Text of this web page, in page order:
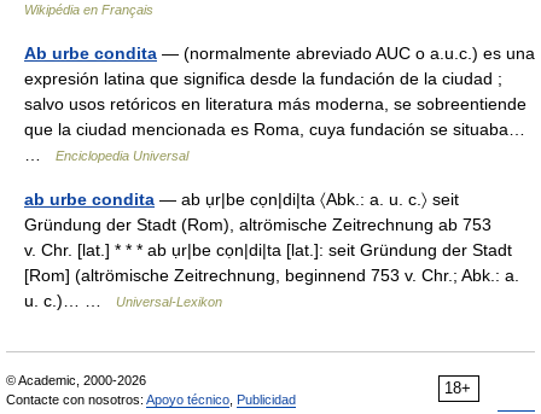
Wikipédia en Français
Ab urbe condita — (normalmente abreviado AUC o a.u.c.) es una
expresión latina que significa desde la fundación de la ciudad ;
salvo usos retóricos en literatura más moderna, se sobreentiende
que la ciudad mencionada es Roma, cuya fundación se situaba…
Enciclopedia Universal
ab urbe condita — ab ụr|be cọn|di|ta 〈Abk.: a. u. c.〉 seit
Gründung der Stadt (Rom), altrömische Zeitrechnung ab 753
v. Chr. [lat.] * * * ab ụr|be cọn|di|ta [lat.]: seit Gründung der Stadt
[Rom] (altrömische Zeitrechnung, beginnend 753 v. Chr.; Abk.: a.
u. c.)… …
Universal-Lexikon
18+
© Academic, 2000-2026
Contacte con nosotros: Apoyo técnico Publicidad